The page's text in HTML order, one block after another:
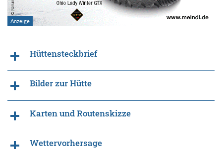
Hüttensteckbrief
Bilder zur Hütte
Karten und Routenskizze
Wettervorhersage